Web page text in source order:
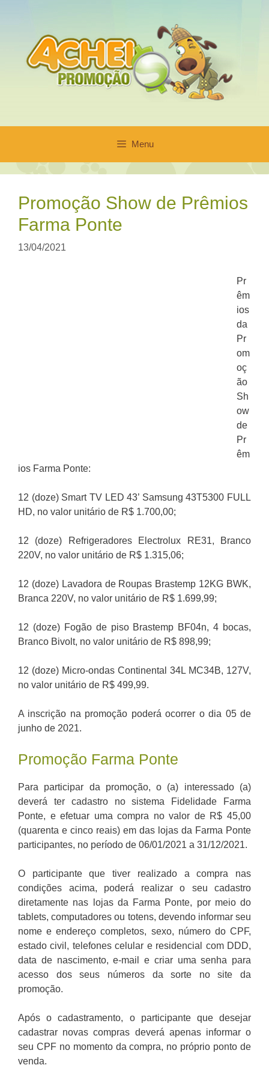
conteúdo
Menu
Promoção Show de Prêmios
Farma Ponte
13/04/2021
Pr
êm
ios
da
Pr
om
oç
ão
Sh
ow
de
Pr
êm
ios Farma Ponte:
12 (doze) Smart TV LED 43’ Samsung 43T5300 FULL
HD, no valor unitário de R$ 1.700,00;
12 (doze) Refrigeradores Electrolux RE31, Branco
220V, no valor unitário de R$ 1.315,06;
12 (doze) Lavadora de Roupas Brastemp 12KG BWK,
Branca 220V, no valor unitário de R$ 1.699,99;
12 (doze) Fogão de piso Brastemp BF04n, 4 bocas,
Branco Bivolt, no valor unitário de R$ 898,99;
12 (doze) Micro-ondas Continental 34L MC34B, 127V,
no valor unitário de R$ 499,99.
A inscrição na promoção poderá ocorrer o dia 05 de
junho de 2021.
Promoção Farma Ponte
Para participar da promoção, o (a) interessado (a)
deverá ter cadastro no sistema Fidelidade Farma
Ponte, e efetuar uma compra no valor de R$ 45,00
(quarenta e cinco reais) em das lojas da Farma Ponte
participantes, no período de 06/01/2021 a 31/12/2021.
O participante que tiver realizado a compra nas
condições acima, poderá realizar o seu cadastro
diretamente nas lojas da Farma Ponte, por meio do
tablets, computadores ou totens, devendo informar seu
nome e endereço completos, sexo, número do CPF,
estado civil, telefones celular e residencial com DDD,
data de nascimento, e-mail e criar uma senha para
acesso dos seus números da sorte no site da
promoção.
Após o cadastramento, o participante que desejar
cadastrar novas compras deverá apenas informar o
seu CPF no momento da compra, no próprio ponto de
venda.